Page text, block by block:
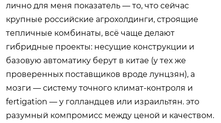
лично для меня показатель — то, что сейчас
крупные российские агрохолдинги, строящие
тепличные комбинаты, всё чаще делают
гибридные проекты: несущие конструкции и
базовую автоматику берут в китае (у тех же
проверенных поставщиков вроде лунцзян), а
мозги — систему точного климат-контроля и
fertigation — у голландцев или израильтян. это
разумный компромисс между ценой и качеством.